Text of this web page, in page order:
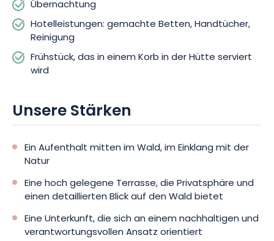
Übernachtung
Hotelleistungen: gemachte Betten, Handtücher,
Reinigung
Frühstück, das in einem Korb in der Hütte serviert
wird
Unsere Stärken
Ein Aufenthalt mitten im Wald, im Einklang mit der
Natur
Eine hoch gelegene Terrasse, die Privatsphäre und
einen detaillierten Blick auf den Wald bietet
Eine Unterkunft, die sich an einem nachhaltigen und
verantwortungsvollen Ansatz orientiert